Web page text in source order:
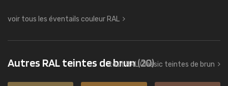
voir tous les éventails couleur RAL
Autres RAL teintes de brun(20)
tout RAL Classic teintes de brun